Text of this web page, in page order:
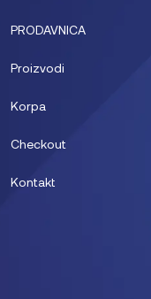
PRODAVNICA
Proizvodi
Korpa
Checkout
Kontakt